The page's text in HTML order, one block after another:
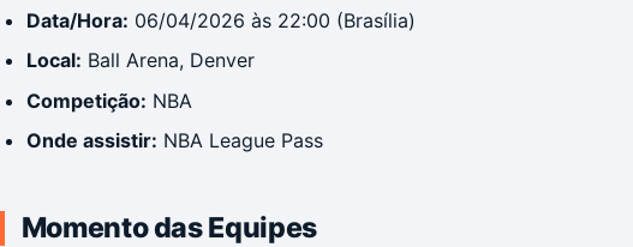
Data/Hora: 06/04/2026 às 22:00 (Brasília)
Local: Ball Arena, Denver
Competição: NBA
Onde assistir: NBA League Pass
Momento das Equipes